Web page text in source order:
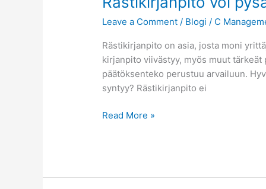
Leave a Comment / Blogi / C
Rästikirjanpito on asia, josta moni
kirjanpito viivästyy, myös muut
päätöksenteko perustuu arvailuun.
syntyy? Rästikirjanpito ei
Read More »